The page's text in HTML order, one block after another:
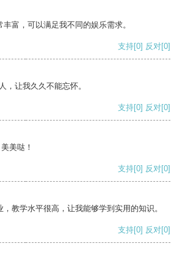
富，可以满足我不同的娱乐需求。
支持[0] 反对[0]
，让我久久不能忘怀。
支持[0] 反对[0]
美哒！
支持[0] 反对[0]
教学水平很高，让我能够学到实用的知识。
支持[0] 反对[0]